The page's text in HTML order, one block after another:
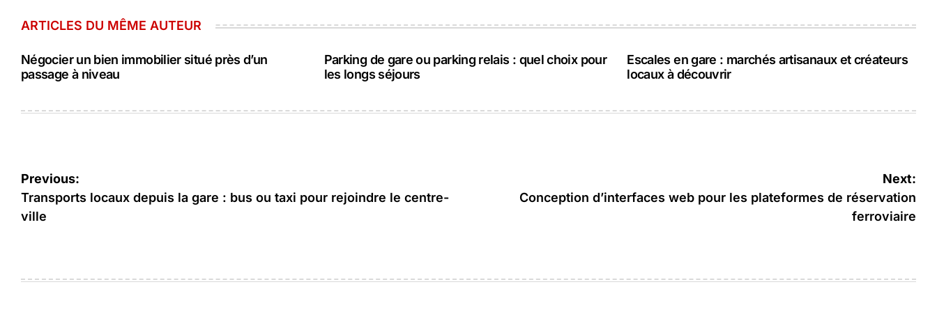
ARTICLES DU MÊME AUTEUR
Négocier un bien immobilier situé près d’un
passage à niveau
Parking de gare ou parking relais : quel choix pour
les longs séjours
Escales en gare : marchés artisanaux et créateurs
locaux à découvrir
Navigation
de
l’article
Previous:
Transports locaux depuis la gare : bus ou taxi pour rejoindre le centre-
ville
Next:
Conception d’interfaces web pour les plateformes de réservation
ferroviaire